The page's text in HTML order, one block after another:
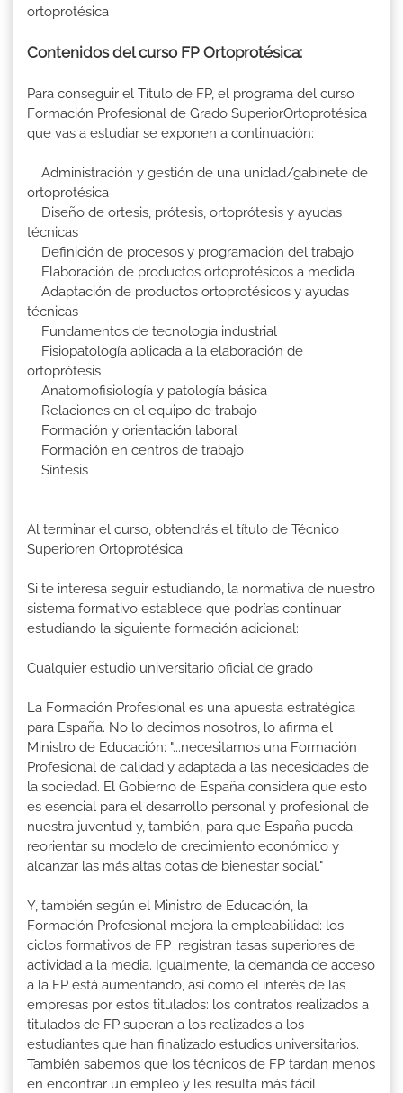
ortoprotésica
Contenidos del curso FP Ortoprotésica:
Para conseguir el Título de FP, el programa del curso
Formación Profesional de Grado SuperiorOrtoprotésica
que vas a estudiar se exponen a continuación:
Administración y gestión de una unidad/gabinete de
ortoprotésica
Diseño de ortesis, prótesis, ortoprótesis y ayudas
técnicas
Definición de procesos y programación del trabajo
Elaboración de productos ortoprotésicos a medida
Adaptación de productos ortoprotésicos y ayudas
técnicas
Fundamentos de tecnología industrial
Fisiopatología aplicada a la elaboración de
ortoprótesis
Anatomofisiología y patología básica
Relaciones en el equipo de trabajo
Formación y orientación laboral
Formación en centros de trabajo
Síntesis
Al terminar el curso, obtendrás el título de Técnico
Superioren Ortoprotésica
Si te interesa seguir estudiando, la normativa de nuestro
sistema formativo establece que podrías continuar
estudiando la siguiente formación adicional:
Cualquier estudio universitario oficial de grado
La Formación Profesional es una apuesta estratégica
para España. No lo decimos nosotros, lo afirma el
Ministro de Educación: "...necesitamos una Formación
Profesional de calidad y adaptada a las necesidades de
la sociedad. El Gobierno de España considera que esto
es esencial para el desarrollo personal y profesional de
nuestra juventud y, también, para que España pueda
reorientar su modelo de crecimiento económico y
alcanzar las más altas cotas de bienestar social."
Y, también según el Ministro de Educación, la
Formación Profesional mejora la empleabilidad: los
ciclos formativos de FP registran tasas superiores de
actividad a la media. Igualmente, la demanda de acceso
a la FP está aumentando, así como el interés de las
empresas por estos titulados: los contratos realizados a
titulados de FP superan a los realizados a los
estudiantes que han finalizado estudios universitarios.
También sabemos que los técnicos de FP tardan menos
en encontrar un empleo y les resulta más fácil